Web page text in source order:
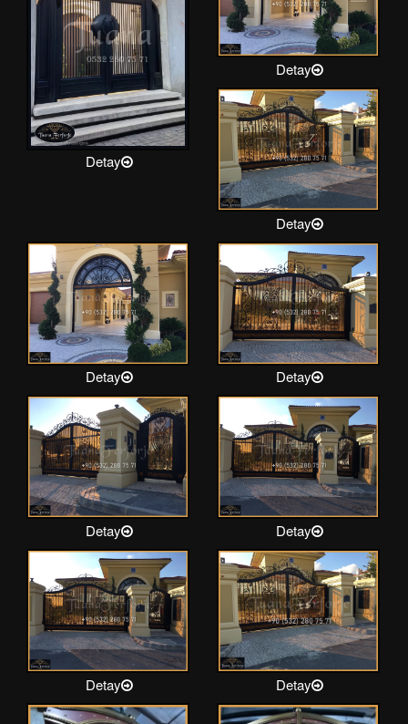
Detay
Detay
Detay
Detay Detay
Detay Detay
Detay Detay